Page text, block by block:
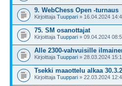
9. WebChess Open -turnaus
Kirjoittaja Tuuppari » 16.04.2024
75. SM osanottajat
Kirjoittaja Tuuppari » 09.04.2024
Alle 2300-vahvuisille
Kirjoittaja Tuuppari » 28.03.2024
Tsekki maaottelu alkaa
Kirjoittaja Tuuppari » 22.03.2024